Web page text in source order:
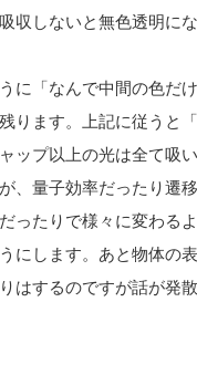
収しないと無色透明にな
に「なんで中間の色だ
ります。上記に従うと
ップ以上の光は全て吸
、量子効率だったり遷
ったりで様々に変わる
にします。あと物体の
はするのですが話が発